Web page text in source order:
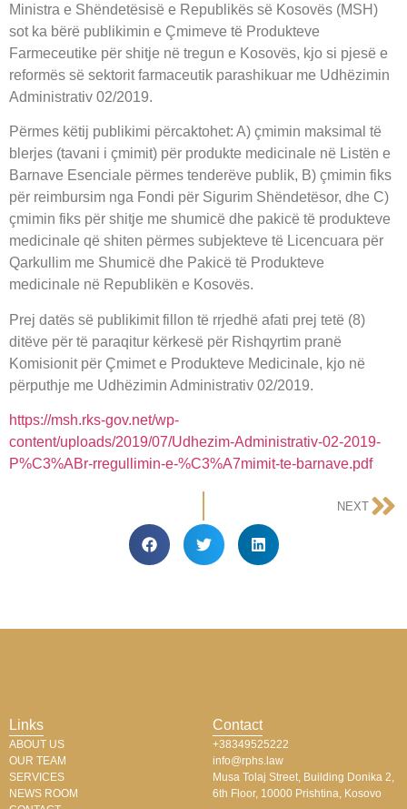
Ministra e Shëndetësisë e Republikës së Kosovës (MSH)
sot ka bërë publikimin e Çmimeve të Produkteve
Farmeceutike për shitje në tregun e Kosovës, kjo si pjesë e
reformës së sektorit farmaceutik parashikuar me Udhëzimin
Administrativ 02/2019.
Përmes këtij publikimi përcaktohet: A) çmimin maksimal të
blerjes (tavani i çmimit) për produkte medicinale në Listën e
Barnave Esenciale përmes tenderëve publik, B) çmimin fiks
për reimbursim nga Fondi për Sigurim Shëndetësor, dhe C)
çmimin fiks për shitje me shumicë dhe pakicë të produkteve
medicinale që shiten përmes subjekteve të Licencuara për
Qarkullim me Shumicë dhe Pakicë të Produkteve
medicinale në Republikën e Kosovës.
Prej datës së publikimit fillon të rrjedhë afati prej tetë (8)
ditëve për të paraqitur kërkesë për Rishqyrtim pranë
Komisionit për Çmimet e Produkteve Medicinale, kjo në
përputhje me Udhëzimin Administrativ 02/2019.
https://msh.rks-gov.net/wp-
content/uploads/2019/07/Udhezim-Administrativ-02-2019-
P%C3%ABr-rregullimin-e-%C3%A7mimit-te-barnave.pdf
NEXT
Links
ABOUT US
OUR TEAM
SERVICES
NEWS ROOM
Contact
+38349525222
info@rphs.law
Musa Tolaj Street, Building Donika 2,
6th Floor, 10000 Prishtina, Kosovo